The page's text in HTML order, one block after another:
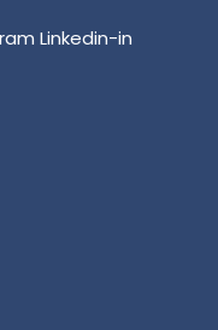
Linkedin-in